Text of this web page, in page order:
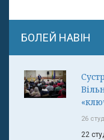
БОЛЕЙ НАВІН
26
22